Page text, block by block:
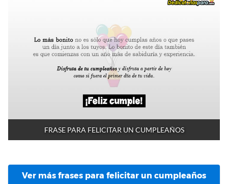
FRASE PARA FELICITAR UN CUMPLEAÑOS
Ver más frases para felicitar un cumpleaños